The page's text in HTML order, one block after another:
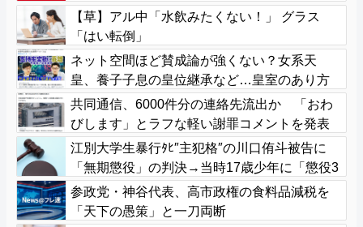
欲望のせい」
【草】アル中「水飲みたくない！」 グラス
「はい転倒」
ネット空間ほど賛成論が強くない？女系天
皇、養子子息の皇位継承など…皇室のあり方
に関する意識調査で見えた意外な結果とは
共同通信、6000件分の連絡先流出か 「おわ
びします」とラフな軽い謝罪コメントを発表
江別大学生暴行ﾀﾋ″主犯格″の川口侑斗被告に
「無期懲役」の判決→当時17歳少年に「懲役3
0年」の判決
参政党・神谷代表、高市政権の食料品減税を
「天下の愚策」と一刀両断